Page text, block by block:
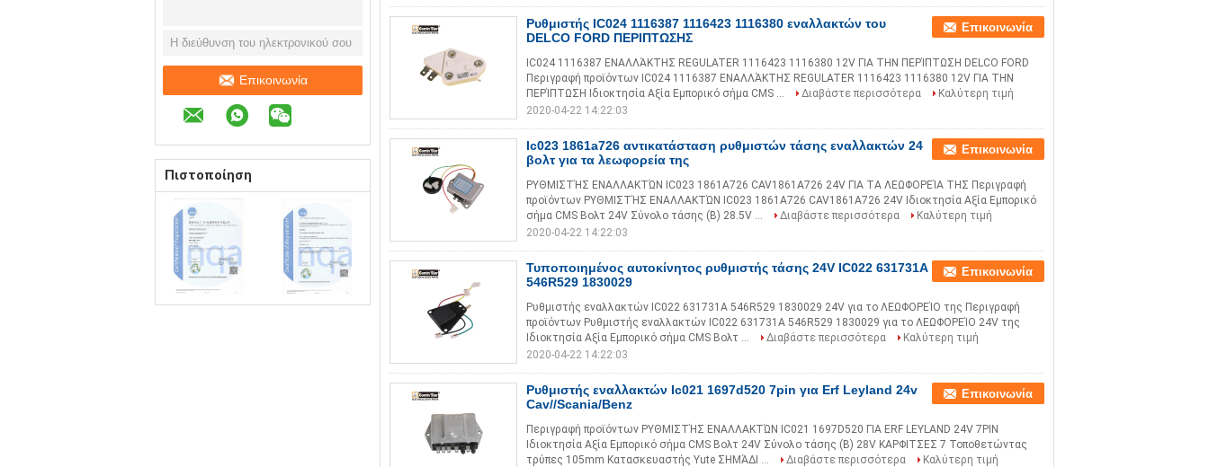
Επικοινωνία
Πιστοποίηση
Ρυθμιστής IC024 1116387 1116423 1116380 εναλλακτών του
DELCO FORD ΠΕΡΙΠΤΩΣΗΣ
Επικοινωνία
IC024 1116387 ΕΝΑΛΛΆΚΤΗΣ REGULATER 1116423 1116380 12V ΓΙΑ ΤΗΝ ΠΕΡΊΠΤΩΣΗ DELCO FORD
Περιγραφή προϊόντων IC024 1116387 ΕΝΑΛΛΆΚΤΗΣ REGULATER 1116423 1116380 12V ΓΙΑ ΤΗΝ
ΠΕΡΊΠΤΩΣΗ Ιδιοκτησία Αξία Εμπορικό σήμα CMS ...
Διαβάστε περισσότερα
Καλύτερη τιμή
2020-04-22 14:22:03
Ic023 1861a726 αντικατάσταση ρυθμιστών τάσης εναλλακτών 24
βολτ για τα λεωφορεία της
Επικοινωνία
ΡΥΘΜΙΣΤΉΣ ΕΝΑΛΛΑΚΤΏΝ IC023 1861A726 CAV1861A726 24V ΓΙΑ ΤΑ ΛΕΩΦΟΡΕΊΑ ΤΗΣ Περιγραφή
προϊόντων ΡΥΘΜΙΣΤΉΣ ΕΝΑΛΛΑΚΤΏΝ IC023 1861A726 CAV1861A726 24V Ιδιοκτησία Αξία Εμπορικό
σήμα CMS Βολτ 24V Σύνολο τάσης (Β) 28.5V ...
Διαβάστε περισσότερα
Καλύτερη τιμή
2020-04-22 14:22:03
Τυποποιημένος αυτοκίνητος ρυθμιστής τάσης 24V IC022 631731A
546R529 1830029
Επικοινωνία
Ρυθμιστής εναλλακτών IC022 631731A 546R529 1830029 24V για το ΛΕΩΦΟΡΕΊΟ της Περιγραφή
προϊόντων Ρυθμιστής εναλλακτών IC022 631731A 546R529 1830029 για το ΛΕΩΦΟΡΕΊΟ 24V της
Ιδιοκτησία Αξία Εμπορικό σήμα CMS Βολτ ...
Διαβάστε περισσότερα
Καλύτερη τιμή
2020-04-22 14:22:03
Ρυθμιστής εναλλακτών Ic021 1697d520 7pin για Erf Leyland 24v
Cav//Scania/Benz
Επικοινωνία
Περιγραφή προϊόντων ΡΥΘΜΙΣΤΉΣ ΕΝΑΛΛΑΚΤΏΝ IC021 1697D520 ΓΙΑ ERF LEYLAND 24V 7PIN
Ιδιοκτησία Αξία Εμπορικό σήμα CMS Βολτ 24V Σύνολο τάσης (Β) 28V ΚΑΡΦΙΤΣΕΣ 7 Τοποθετώντας
τρύπες 105mm Κατασκευαστής Yute ΣΗΜΆΔΙ ...
Διαβάστε περισσότερα
Καλύτερη τιμή